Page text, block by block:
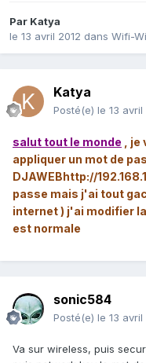
Par Katya
le 13 avril 2012 dans
Katya
Posté(e) le 13 avril
salut tout le monde ,
appliquer un mot de
DJAWEBhttp://
passe mais j'ai tout
internet ) j'ai modifier
est normale
sonic584
Posté(e) le 13 avril
Va sur wireless, puis